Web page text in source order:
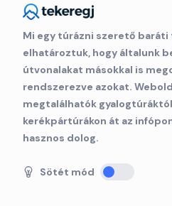
Mi egy túrázni szerető baráti
elhatároztuk, hogy általunk
útvonalakat másokkal is
rendszerezve azokat.
megtalálhatók
kerékpártúrákon át az
hasznos dolog.
Sötét mód